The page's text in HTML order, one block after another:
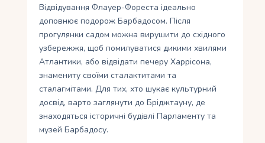
Відвідування Флауер-Фореста ідеально
доповнює подорож Барбадосом. Після
прогулянки садом можна вирушити до східного
узбережжя, щоб помилуватися дикими хвилями
Атлантики, або відвідати печеру Харрісона,
знамениту своїми сталактитами та
сталагмітами. Для тих, хто шукає культурний
досвід, варто заглянути до Бріджтауну, де
знаходяться історичні будівлі Парламенту та
музей Барбадосу.